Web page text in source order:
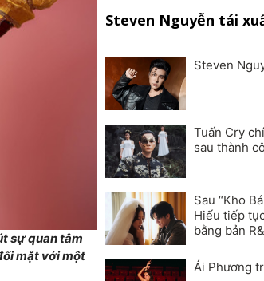
sự quan tâm
mặt với một
Steven Nguyễn tái
Steven
Tuấn Cry
sau thành
Sau “Kho
Hiếu tiếp
bằng bản
Ái Phương